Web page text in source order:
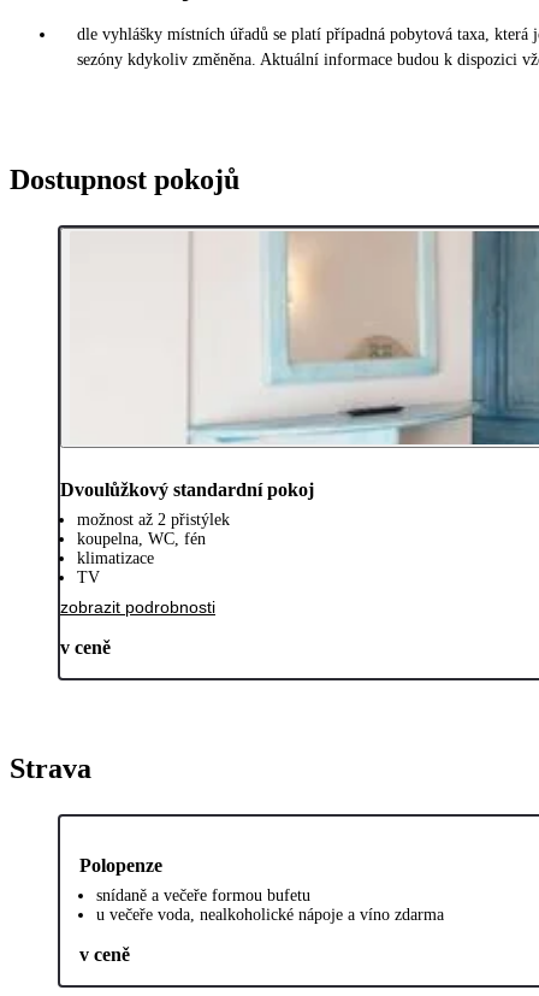
dle vyhlášky místních úřadů se platí případná pobytová taxa,
sezóny kdykoliv změněna. Aktuální informace budou k dispozici
Dostupnost pokojů
Dvoulůžkový standardní pokoj
možnost až 2 přistýlek
koupelna, WC, fén
klimatizace
TV
zobrazit podrobnosti
v ceně
Strava
Polopenze
snídaně a večeře formou bufetu
u večeře voda, nealkoholické nápoje a víno zdarma
v ceně